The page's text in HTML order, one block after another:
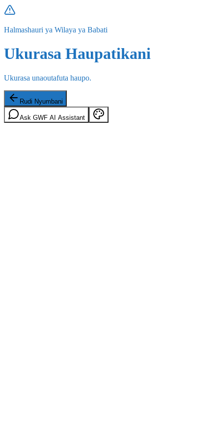
Halmashauri ya Wilaya ya Babati
Ukurasa Haupatikani
Ukurasa unaoutafuta haupo.
Rudi Nyumbani
Ask GWF AI Assistant